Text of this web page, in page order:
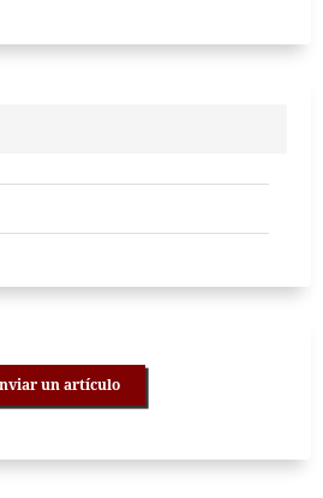
un artículo